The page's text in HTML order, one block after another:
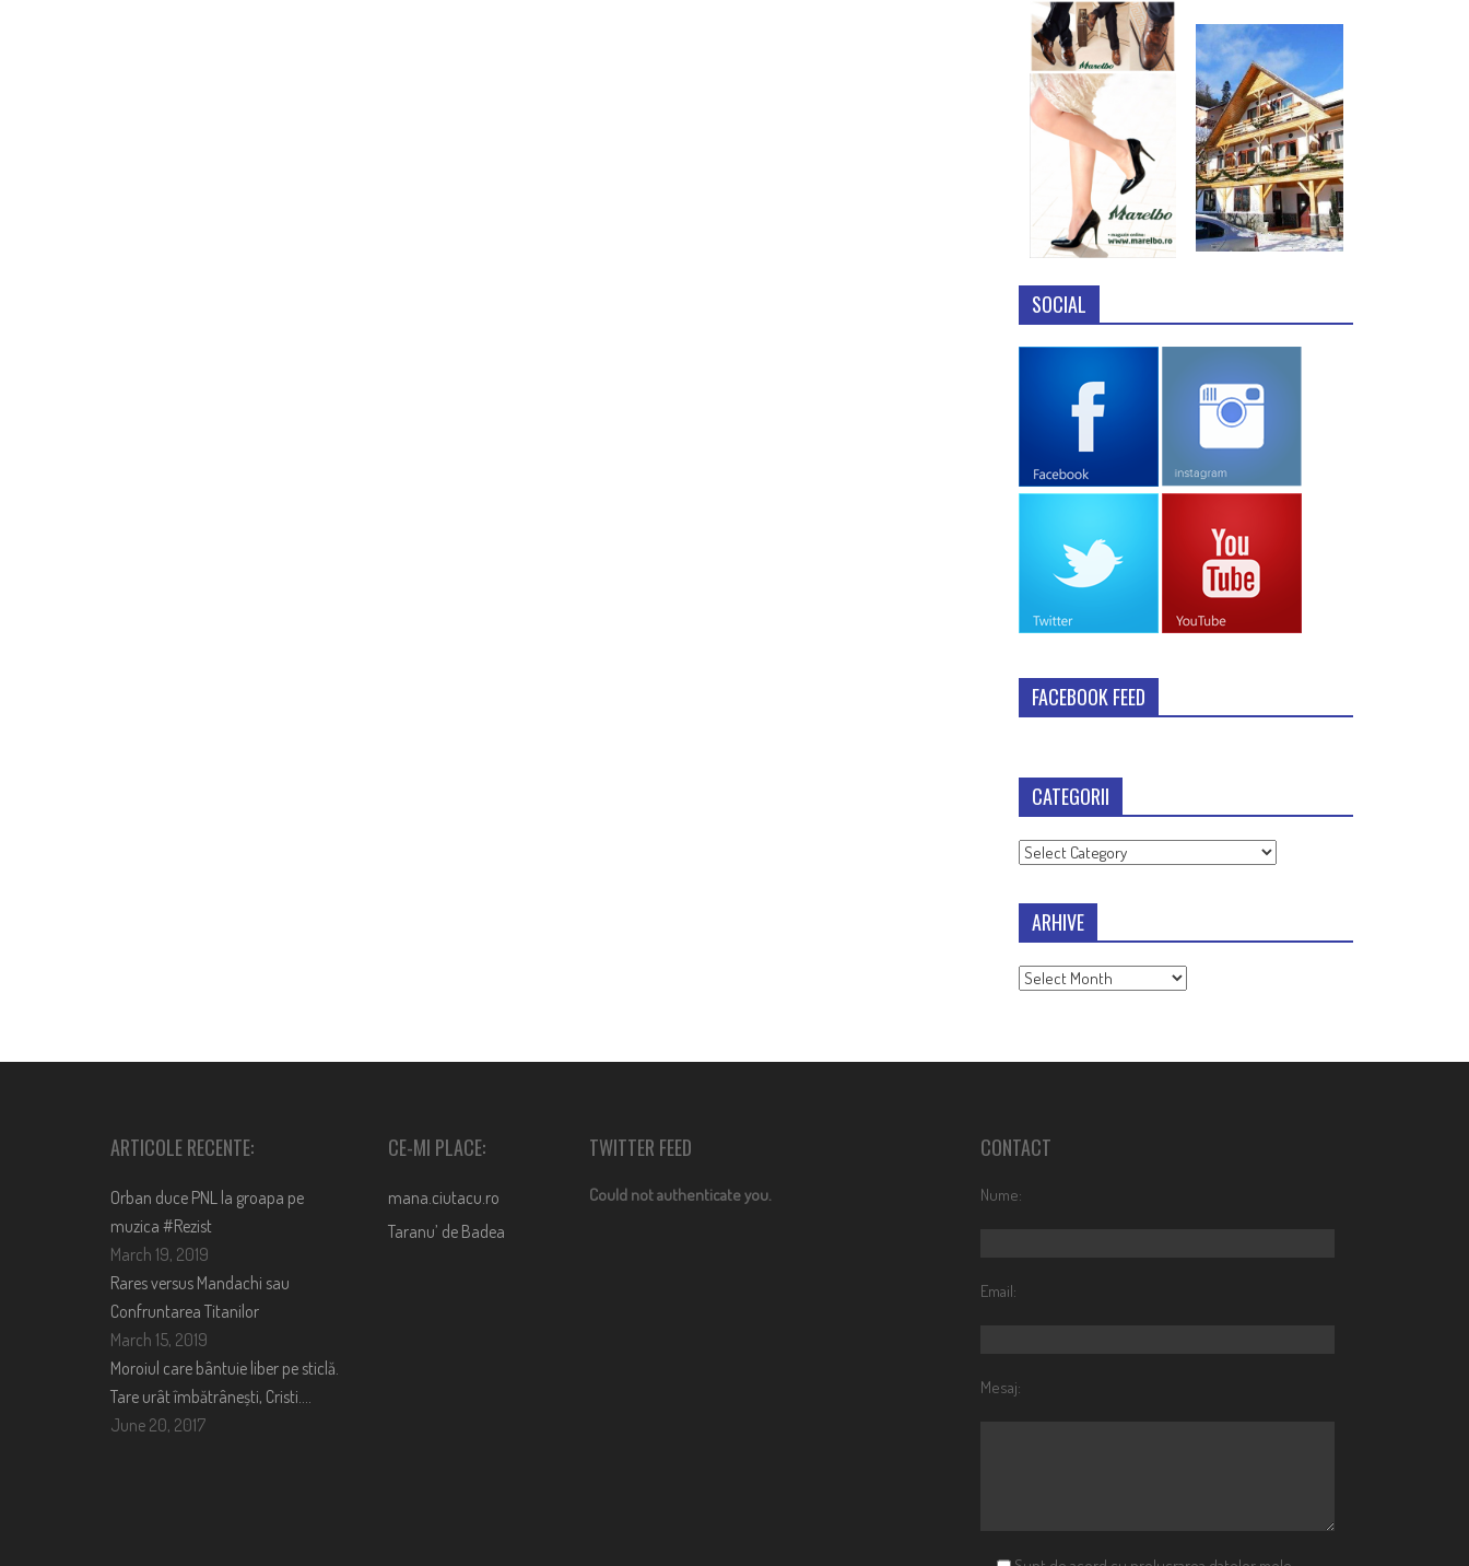
SOCIAL
FACEBOOK FEED
CATEGORII
Categorii
ARHIVE
Arhive
ARTICOLE RECENTE:
Orban duce PNL la groapa pe
muzica #Rezist
March 19, 2019
Rares versus Mandachi sau
Confruntarea Titanilor
March 15, 2019
Moroiul care bântuie liber pe sticlă.
Tare urât îmbătrânești, Cristi….
June 20, 2017
CE-MI PLACE:
mana.ciutacu.ro
Taranu’ de Badea
TWITTER FEED
Could not authenticate you.
CONTACT
Nume:
Email:
Mesaj: